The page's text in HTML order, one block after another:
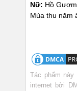
Nữ: Hồ
Mùa thu năm
Tác phẩm này
internet bởi